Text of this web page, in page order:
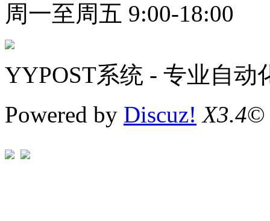
周一至周五 9:00-18:00
YYPOST系统 - 专业自动
Powered by Discuz! X3.4©